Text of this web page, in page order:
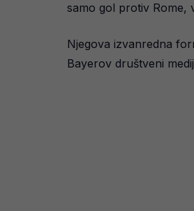
samo gol protiv Rome,
Njegova izvanredna
Bayerov društveni